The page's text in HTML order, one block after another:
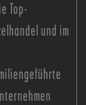
Top-
und im